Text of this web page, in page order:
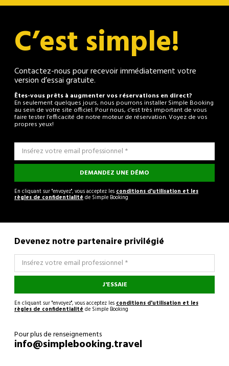
C’est simple!
Contactez-nous pour recevoir immédiatement votre
version d’essai gratuite.
Êtes-vous prêts à augmenter vos réservations en direct?
En seulement quelques jours, nous pourrons installer Simple Booking
au sein de votre site officiel. Pour nous, c’est très important de vous
faire tester l’efficacité de notre moteur de réservation. Voyez de vos
propres yeux!
DEMANDEZ UNE DÉMO
En cliquant sur "envoyez", vous acceptez lesconditions d'utilisation et les
règles de confidentialitéde Simple Booking
Devenez notre partenaire privilégié
J'ESSAIE
En cliquant sur "envoyez", vous acceptez lesconditions d'utilisation et les
règles de confidentialitéde Simple Booking
Pour plus de renseignements
info@simplebooking.travel